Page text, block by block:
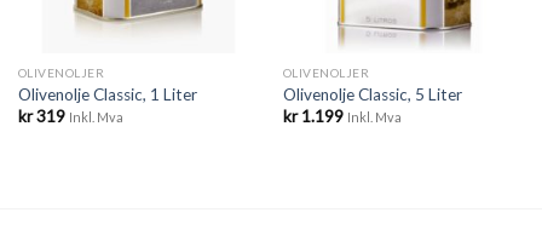
OLIVENOLJER
Olivenolje Classic, 1 Liter
kr319 Inkl. Mva
OLIVENOLJER
Olivenolje Classic, 5 Liter
kr1.199 Inkl. Mva